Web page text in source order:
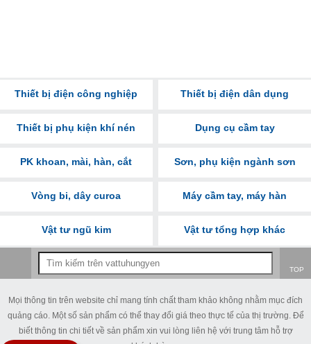
Thiết bị điện công nghiệp Thiết bị điện dân dụng
Thiết bị phụ kiện khí nén Dụng cụ cầm tay
PK khoan, mài, hàn, cắt Sơn, phụ kiện ngành sơn
Vòng bi, dây curoa Máy cầm tay, máy hàn
Vật tư ngũ kim Vật tư tổng hợp khác
TOP
Mọi thông tin trên website chỉ mang tính chất tham khảo không nhằm mục đích
quảng cáo. Một số sản phẩm có thể thay đổi giá theo thực tế của thị trường. Để
biết thông tin chi tiết về sản phẩm xin vui lòng liên hệ với trung tâm hỗ trợ